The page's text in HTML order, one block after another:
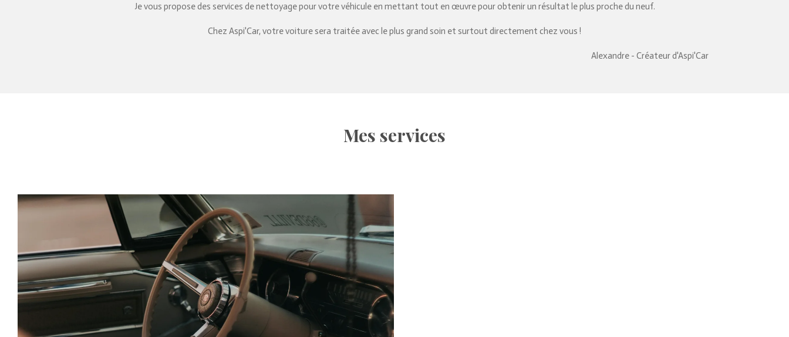
Je vous propose des services de nettoyage pour votre véhicule en mettant tout en œuvre pour obtenir un résultat le plus proche du neuf.
Chez Aspi'Car, votre voiture sera traitée avec le plus grand soin et surtout directement chez vous !
Alexandre - Créateur d'Aspi'Car
Mes services